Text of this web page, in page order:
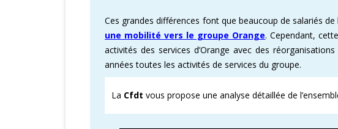
Ces grandes différences font que beaucoup de salariés
une mobilité vers le groupe Orange. Cependant,
activités des services d’Orange avec des
années toutes les activités de services du groupe.
La Cfdtvous propose une analyse détaillée de